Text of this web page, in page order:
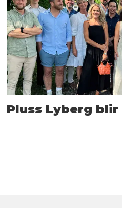
Pluss Lyberg blir